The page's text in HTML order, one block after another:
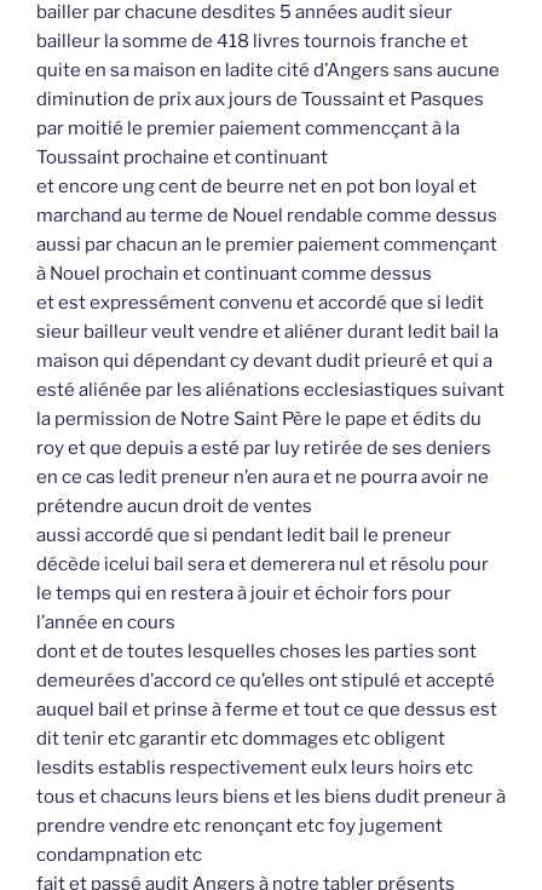
bailler par chacune desdites 5 années audit sieur
bailleur la somme de 418 livres tournois franche et
quite en sa maison en ladite cité d’Angers sans aucune
diminution de prix aux jours de Toussaint et Pasques
par moitié le premier paiement commencçant à la
Toussaint prochaine et continuant
et encore ung cent de beurre net en pot bon loyal et
marchand au terme de Nouel rendable comme dessus
aussi par chacun an le premier paiement commençant
à Nouel prochain et continuant comme dessus
et est expressément convenu et accordé que si ledit
sieur bailleur veult vendre et aliéner durant ledit bail la
maison qui dépendant cy devant dudit prieuré et qui a
esté aliénée par les aliénations ecclesiastiques suivant
la permission de Notre Saint Père le pape et édits du
roy et que depuis a esté par luy retirée de ses deniers
en ce cas ledit preneur n’en aura et ne pourra avoir ne
prétendre aucun droit de ventes
aussi accordé que si pendant ledit bail le preneur
décède icelui bail sera et demerera nul et résolu pour
le temps qui en restera à jouir et échoir fors pour
l’année en cours
dont et de toutes lesquelles choses les parties sont
demeurées d’accord ce qu’elles ont stipulé et accepté
auquel bail et prinse à ferme et tout ce que dessus est
dit tenir etc garantir etc dommages etc obligent
lesdits establis respectivement eulx leurs hoirs etc
tous et chacuns leurs biens et les biens dudit preneur à
prendre vendre etc renonçant etc foy jugement
condampnation etc
fait et passé audit Angers à notre tabler présents